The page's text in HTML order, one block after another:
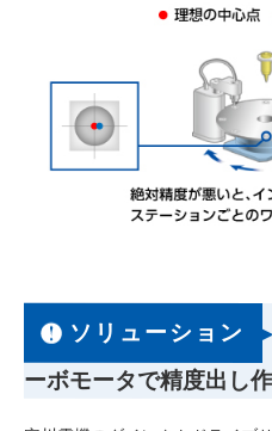
ソリューション
ーボモータで精度出し